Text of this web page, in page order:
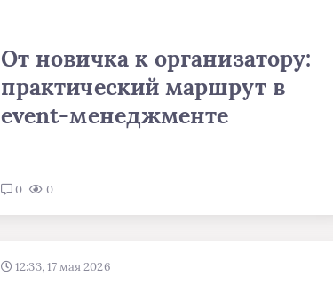
От новичка к организатору:
практический маршрут в
event‑менеджменте
0 0
12:33, 17 мая 2026